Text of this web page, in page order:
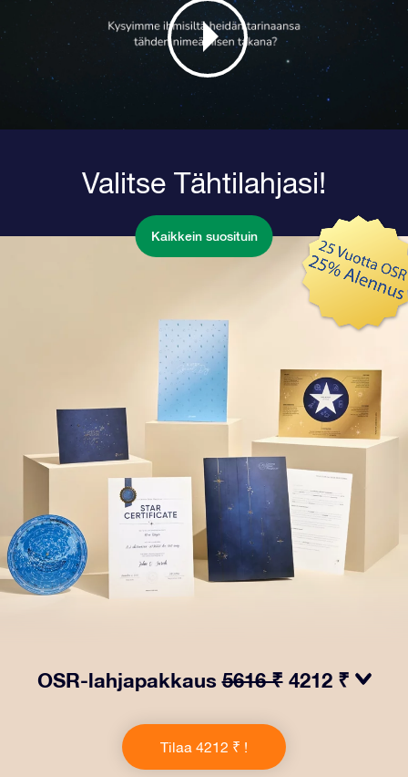
Valitse Tähtilahjasi!
Kaikkein suosituin
OSR-lahjapakkaus5616 ₹ 4212 ₹
Tämä lahja sisältää kauniin kirjekuoren ja
henkilökohtaiset ​​asiakirjat, jotka lähetetään
valitsemaasi osoitteeseen. Saat myös digitaaliset
Tilaa 4212 ₹ !